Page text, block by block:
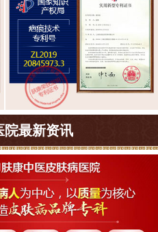
院最新资讯